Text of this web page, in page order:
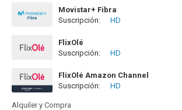
Movistar+ Fibra
Disponible hasta el Vie, 01 Ene 2100
Suscripción: HD
FlixOlé
Suscripción:
HD
FlixOlé Amazon Channel
Suscripción:
HD
Alquiler y Compra